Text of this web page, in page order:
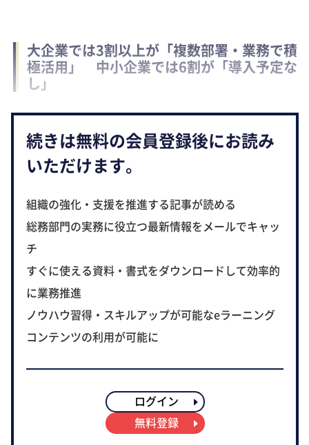
大企業では3割以上が「複数部署・業務で積
極活用」 中小企業では6割が「導入予定な
し」
続きは無料の会員登録後にお読み
いただけます。
組織の強化・支援を推進する記事が読める
総務部門の実務に役立つ最新情報をメールでキャッ
チ
すぐに使える資料・書式をダウンロードして効率的
に業務推進
ノウハウ習得・スキルアップが可能なeラーニング
コンテンツの利用が可能に
ログイン
無料登録